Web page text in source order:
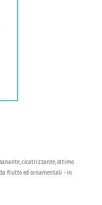
cicatrizzante, ottimo
frutto ed ornamentali - in